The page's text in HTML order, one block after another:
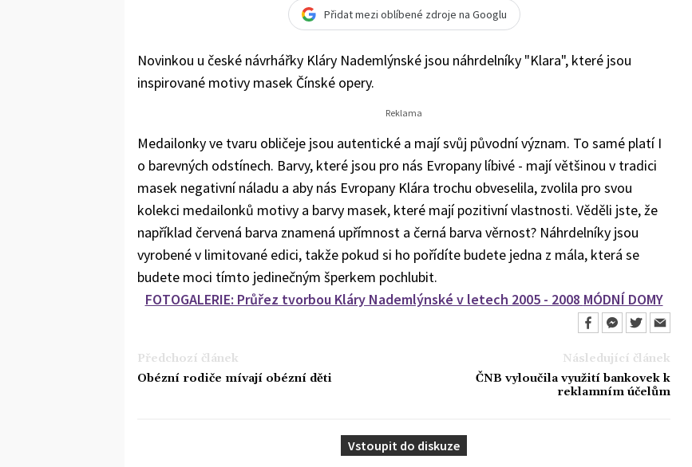
Přidat mezi oblíbené zdroje na Googlu
Novinkou u české návrhářky Kláry Nademlýnské jsou náhrdelníky "Klara", které jsou
inspirované motivy masek Čínské opery.
Medailonky ve tvaru obličeje jsou autentické a mají svůj původní význam. To samé platí I
o barevných odstínech. Barvy, které jsou pro nás Evropany líbivé - mají většinou v tradici
masek negativní náladu a aby nás Evropany Klára trochu obveselila, zvolila pro svou
kolekci medailonků motivy a barvy masek, které mají pozitivní vlastnosti. Věděli jste, že
například červená barva znamená upřímnost a černá barva věrnost? Náhrdelníky jsou
vyrobené v limitované edici, takže pokud si ho pořídíte budete jedna z mála, která se
budete moci tímto jedinečným šperkem pochlubit.
FOTOGALERIE: Průřez tvorbou Kláry Nademlýnské v letech 2005 - 2008 MÓDNÍ DOMY
Předchozí článek
Obézní rodiče mívají obézní děti
Následující článek
ČNB vyloučila využití bankovek k
reklamním účelům
Vstoupit do diskuze